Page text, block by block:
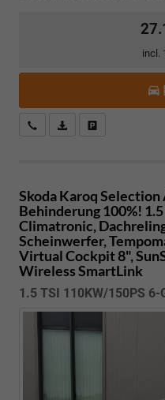
incl.
Kostenloser Rückruf-Service
PDF-Datei,
Skoda KaroqSelection
Behinderung 100%!
Climatronic,
Scheinwerfer,
Virtual Cockpit 8",
Wireless SmartLink
1.5 TSI 110KW/150PS 6-